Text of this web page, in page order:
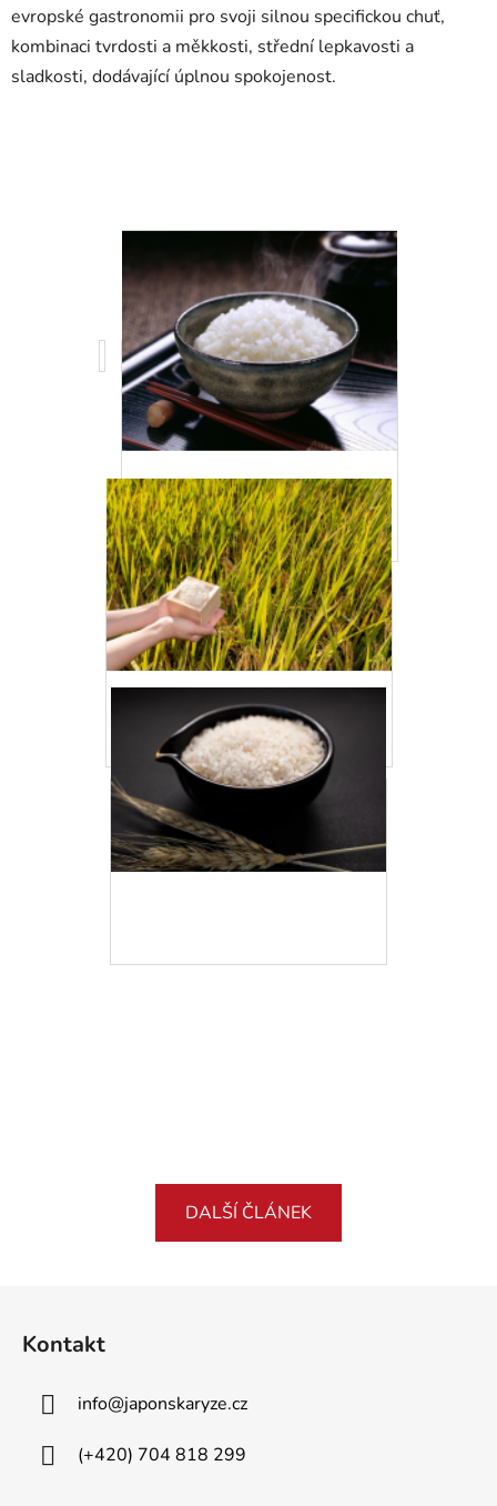
evropské gastronomii pro svoji silnou specifickou chuť,
kombinaci tvrdosti a měkkosti, střední lepkavosti a
sladkosti, dodávající úplnou spokojenost.
DALŠÍ ČLÁNEK
Kontakt
info@japonskaryze.cz
(+420) 704 818 299